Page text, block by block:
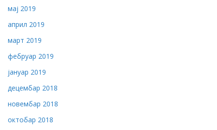
мај 2019
април 2019
март 2019
фебруар 2019
јануар 2019
децембар 2018
новембар 2018
октобар 2018